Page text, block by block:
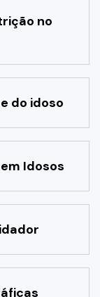
no
do idoso
Idosos